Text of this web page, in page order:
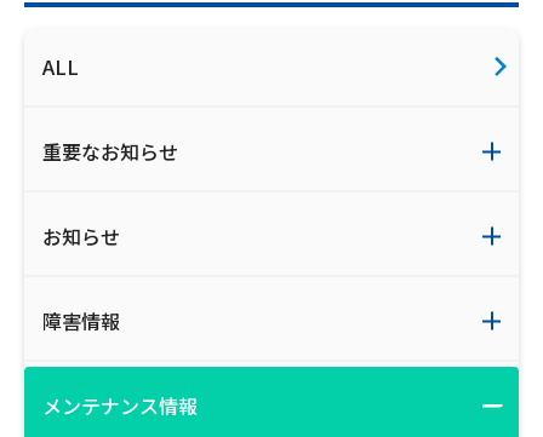
ALL
重要なお知らせ
お知らせ
障害情報
メンテナンス情報